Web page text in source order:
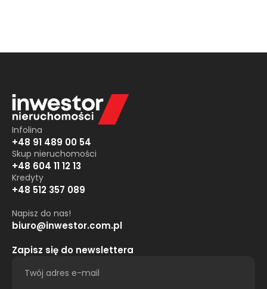
Infolina
+48 91 489 00 54
Skup nieruchomości
+48 604 11 12 13
Kredyty
+48 512 357 089
Napisz do nas!
biuro@inwestor.com.pl
Zapisz się do newslettera